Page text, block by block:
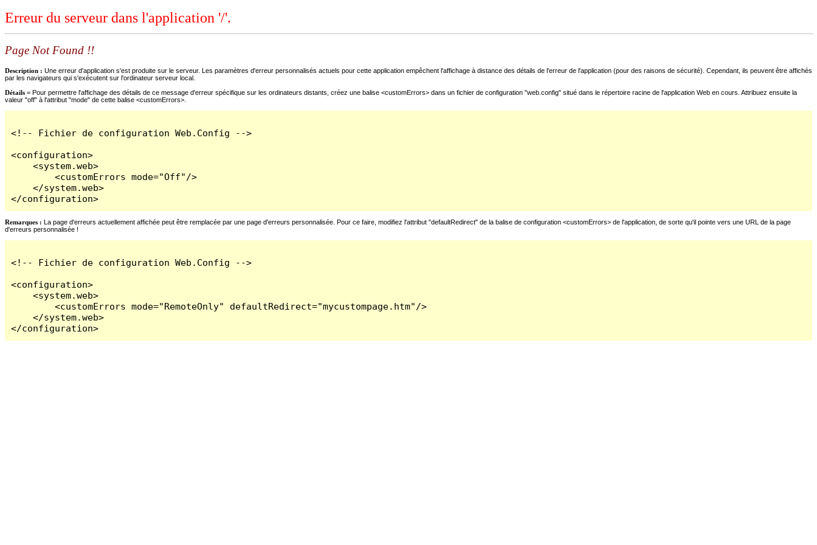
Erreur du serveur dans l'application '/'.
Page Not Found !!
Description : Une erreur d'application s'est produite sur le serveur. Les paramètres d'erreur personnalisés actuels pour cette application empêchent l'affichage à distance des détails de l'erreur de l'application (pour des raisons de sécurité). Cependant, ils peuvent être affichés
par les navigateurs qui s'exécutent sur l'ordinateur serveur local.
Détails = Pour permettre l'affichage des détails de ce message d'erreur spécifique sur les ordinateurs distants, créez une balise <customErrors> dans un fichier de configuration "web.config" situé dans le répertoire racine de l'application Web en cours. Attribuez ensuite la
valeur "off" à l'attribut "mode" de cette balise <customErrors>.
<!-- Fichier de configuration Web.Config -->
<configuration>
    <system.web>
        <customErrors mode="Off"/>
    </system.web>
</configuration>
Remarques : La page d'erreurs actuellement affichée peut être remplacée par une page d'erreurs personnalisée. Pour ce faire, modifiez l'attribut "defaultRedirect" de la balise de configuration <customErrors> de l'application, de sorte qu'il pointe vers une URL de la page
d'erreurs personnalisée !
<!-- Fichier de configuration Web.Config -->
<configuration>
    <system.web>
        <customErrors mode="RemoteOnly" defaultRedirect="mycustompage.htm"/>
    </system.web>
</configuration>